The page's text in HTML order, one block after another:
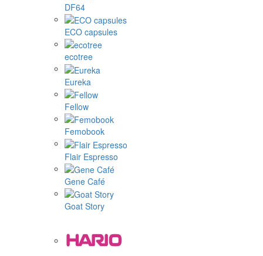
DF64
ECO capsules
ecotree
Eureka
Fellow
Femobook
Flair Espresso
Gene Café
Goat Story